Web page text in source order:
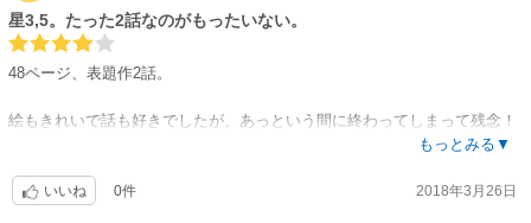
星3,5。たった2話なのがもったいない。
48ページ、表題作2話。
絵もきれいで話も好きでしたが、あっという間に終わってしまって残念！
慎一の無鉄砲ぶりがすごい。
もっとみる▼
いいね 0件 2018年3月26日